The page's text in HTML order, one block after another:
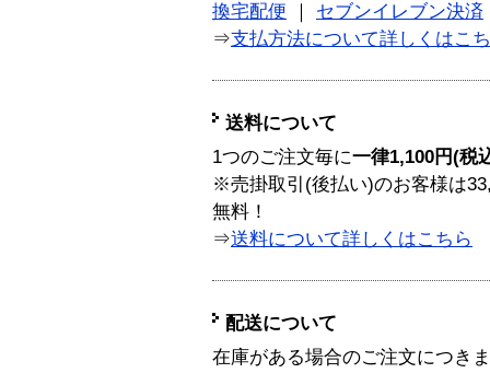
換宅配便
セブンイレブン決済
⇒支払方法について詳しくはこ
送料について
1つのご注文毎に一律1,100円(税
※売掛取引(後払い)のお客様は
無料！
⇒送料について詳しくはこちら
配送について
在庫がある場合のご注文につき